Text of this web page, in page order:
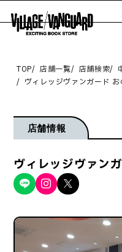
TOP 店舗一覧 店舗検索
ヴィレッジヴァンガード
店舗情報
ヴィレッジヴァン